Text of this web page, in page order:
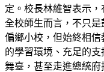
定。校長林維智表示
全校師生而言，不只
偏鄉小校，但始終相
的學習環境、充足的
舞臺，甚至走進總統